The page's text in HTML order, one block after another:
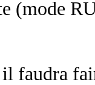
(mode
faudra